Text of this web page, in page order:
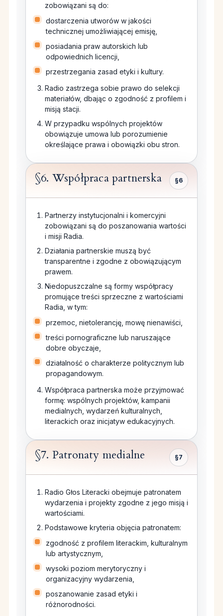
zobowiązani są do:
dostarczenia utworów w jakości
technicznej umożliwiającej emisję,
posiadania praw autorskich lub
odpowiednich licencji,
przestrzegania zasad etyki i kultury.
Radio zastrzega sobie prawo do selekcji
materiałów, dbając o zgodność z profilem i
misją stacji.
W przypadku wspólnych projektów
obowiązuje umowa lub porozumienie
określające prawa i obowiązki obu stron.
§6. Współpraca partnerska §6
Partnerzy instytucjonalni i komercyjni
zobowiązani są do poszanowania wartości
i misji Radia.
Działania partnerskie muszą być
transparentne i zgodne z obowiązującym
prawem.
Niedopuszczalne są formy współpracy
promujące treści sprzeczne z wartościami
Radia, w tym:
przemoc, nietolerancję, mowę nienawiści,
treści pornograficzne lub naruszające
dobre obyczaje,
działalność o charakterze politycznym lub
propagandowym.
Współpraca partnerska może przyjmować
formę: wspólnych projektów, kampanii
medialnych, wydarzeń kulturalnych,
literackich oraz inicjatyw edukacyjnych.
§7. Patronaty medialne §7
Radio Głos Literacki obejmuje patronatem
wydarzenia i projekty zgodne z jego misją i
wartościami.
Podstawowe kryteria objęcia patronatem:
zgodność z profilem literackim, kulturalnym
lub artystycznym,
wysoki poziom merytoryczny i
organizacyjny wydarzenia,
poszanowanie zasad etyki i
różnorodności.